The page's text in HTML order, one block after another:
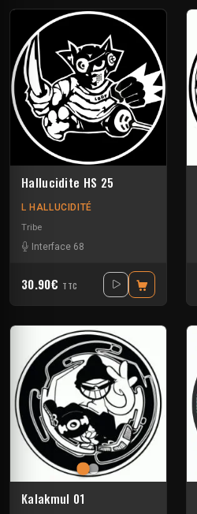
Hallucidite HS 25
L HALLUCIDITÉ
Tribe
Interface 68
30.90€ TTC
Kalakmul 01